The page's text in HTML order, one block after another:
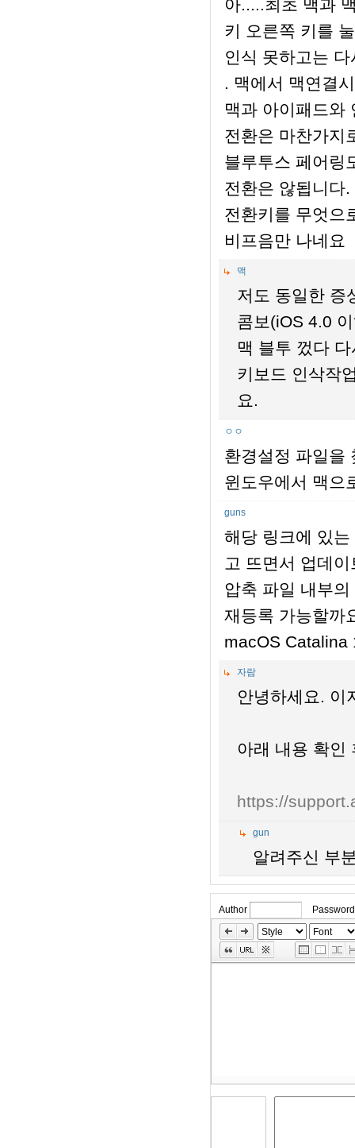
아.....최초 맥과
키 오른쪽 키를
인식 못하고는
. 맥에서 맥연결
맥과 아이패드와
전환은 마찬가지
블루투스 페어링
전환은 않됩니다.
전환키를 무엇으
비프음만 나네요
맥
저도 동일한 증
콤보(iOS 4.0
맥 블투 껐다
키보드 인삭작
요.
ㅇㅇ
환경설정 파일을
윈도우에서 맥으
guns
해당 링크에 있
고 뜨면서 업데
압축 파일 내부
재등록 가능할까
macOS Catalina
자람
안녕하세요. 이
아래 내용 확인
https://
gun
알려주신 부
Author
Password
Skip
Edit
Toolbox